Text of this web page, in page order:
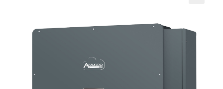
Produttori